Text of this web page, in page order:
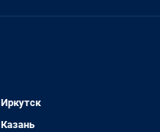
Иркутск
Казань